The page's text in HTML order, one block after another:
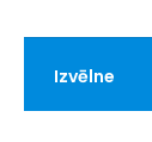
Izvēlne